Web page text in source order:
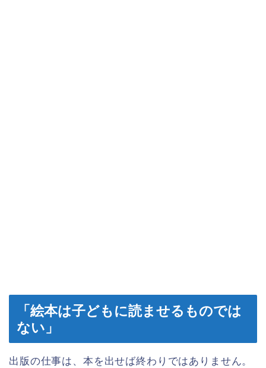
「絵本は子どもに読ませるものでは
ない」
出版の仕事は、本を出せば終わりではありません。